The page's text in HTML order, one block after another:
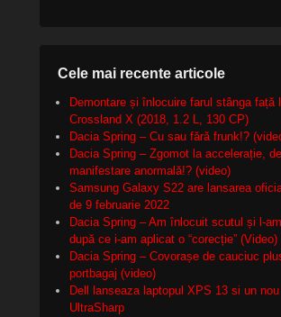
Cele mai recente articole
Demontare și înlocuire farul stânga față
Crossland X (2018, 1.2 L, 130 CP)
Dacia Spring – Cu sau fără frunk!?
Dacia Spring – Zgomot la accelerație,
manifestare anormală!? (video)
Samsung Galaxy S22 are lansarea
de 9 februarie 2022
Dacia Spring – Am înlocuit scutul și l-
după ce i-am aplicat o “corecție” (Video)
Dacia Spring – Covorașe de cauciuc
portbagaj (video)
Dell lanseaza laptopul XPS 13 si un
UltraSharp